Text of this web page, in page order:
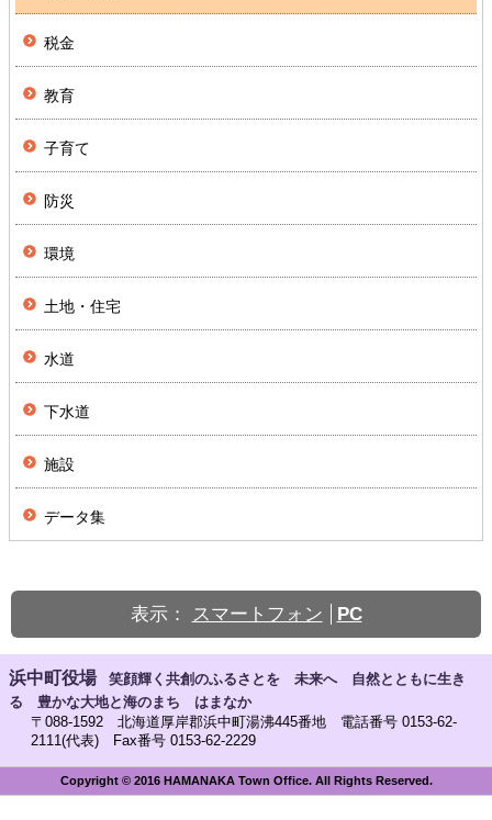
税金
教育
子育て
防災
環境
土地・住宅
水道
下水道
施設
データ集
表示： スマートフォン PC
浜中町役場
笑顔輝く共創のふるさとを 未来へ 自然とともに生き
る 豊かな大地と海のまち はまなか
〒088-1592 北海道厚岸郡浜中町湯沸445番地 電話番号 0153-62-
2111(代表) Fax番号 0153-62-2229
Copyright © 2016 HAMANAKA Town Office. All Rights Reserved.